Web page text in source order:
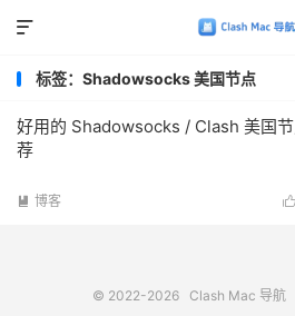

标签：Shadowsocks 美国节点
好用的 Shadowsocks / Clash 美国
荐

 博客
© 2022-2026 Clash Mac 导航